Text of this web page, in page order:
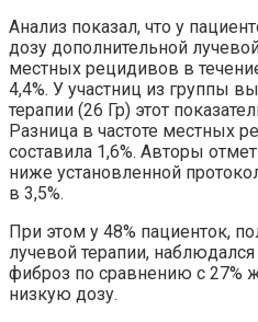
Анализ показал, что у
дозу дополнительной
местных рецидивов в
4,4%. У участниц из группы
терапии (26 Гр) этот
Разница в частоте местных
составила 1,6%. Авторы
ниже установленной
в 3,5%.
При этом у 48% пациенток,
лучевой терапии,
фиброз по сравнению с 27%
низкую дозу.